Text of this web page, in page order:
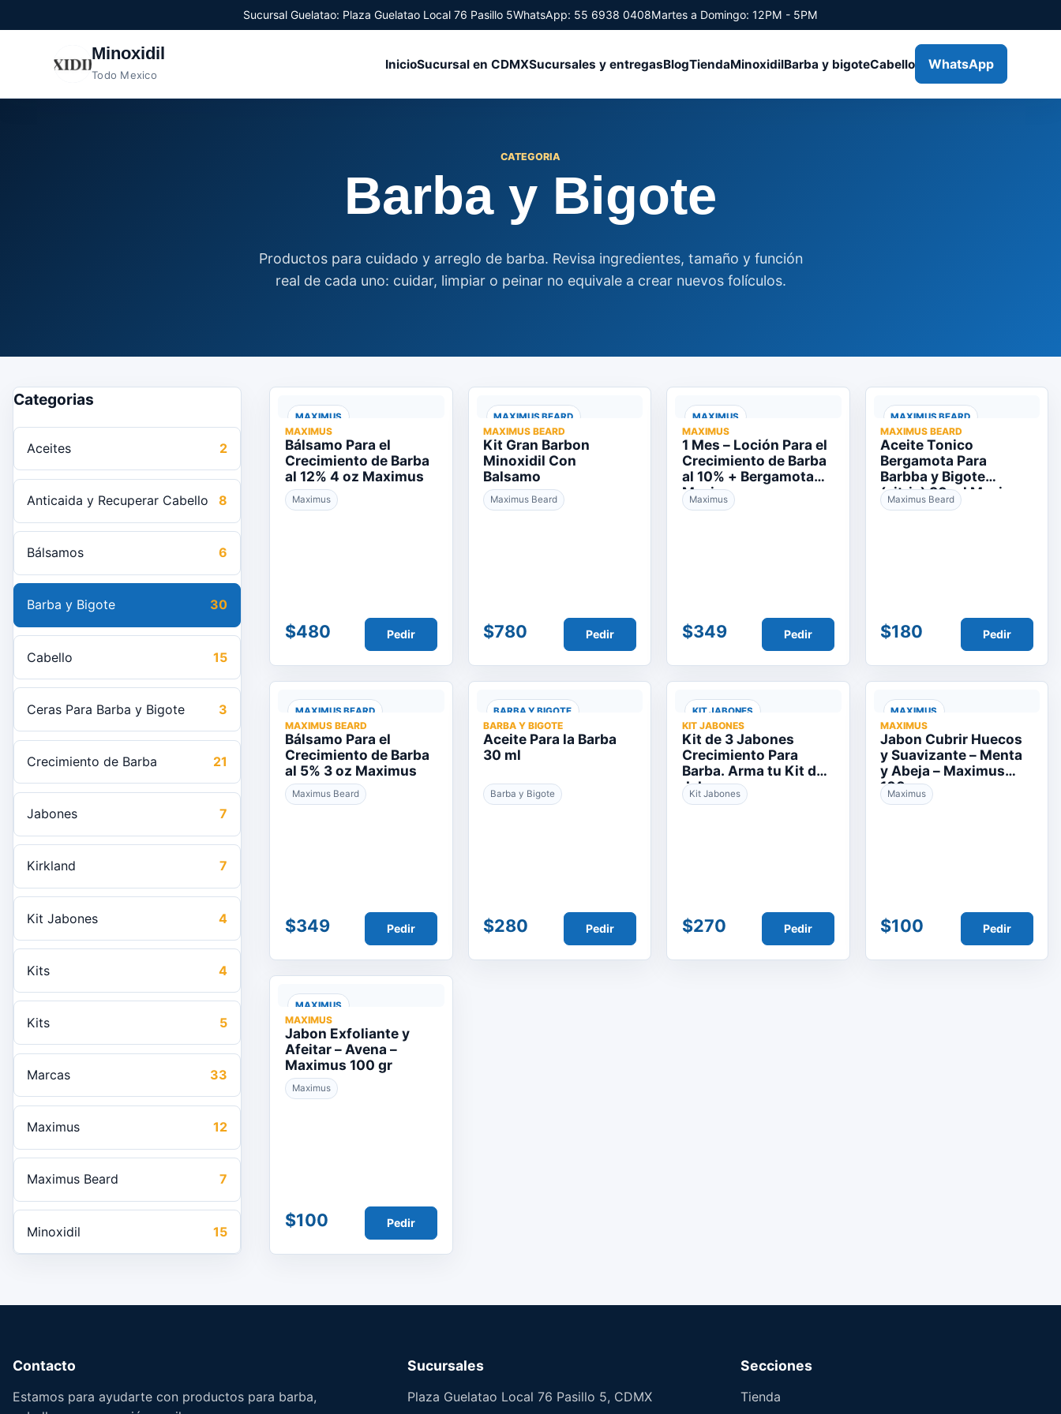
Sucursal Guelatao: Plaza Guelatao Local 76 Pasillo 5WhatsApp: 55 6938 0408Martes a Domingo: 12PM - 5PM
Minoxidil
Todo Mexico
InicioSucursal en CDMXSucursales y entregasBlogTiendaMinoxidilBarba y bigoteCabello WhatsApp
CATEGORIA
Barba y Bigote
Productos para cuidado y arreglo de barba. Revisa ingredientes, tamaño y función
real de cada uno: cuidar, limpiar o peinar no equivale a crear nuevos folículos.
Categorias
Aceites 2
Anticaida y Recuperar Cabello 8
Bálsamos 6
Barba y Bigote 30
Cabello 15
Ceras Para Barba y Bigote 3
Crecimiento de Barba 21
Jabones 7
Kirkland 7
Kit Jabones 4
Kits 4
Kits 5
Marcas 33
Maximus 12
Maximus Beard 7
Minoxidil 15
MAXIMUS
MAXIMUS
Bálsamo Para el
Crecimiento de Barba
al 12% 4 oz Maximus
Maximus
$480 Pedir
MAXIMUS BEARD
MAXIMUS BEARD
Kit Gran Barbon
Minoxidil Con
Balsamo
Maximus Beard
$780 Pedir
MAXIMUS
MAXIMUS
1 Mes – Loción Para el
Crecimiento de Barba
al 10% + Bergamota
Maximus
Maximus
$349 Pedir
MAXIMUS BEARD
MAXIMUS BEARD
Aceite Tonico
Bergamota Para
Barbba y Bigote
(citrix) 30 ml Maximus
Maximus Beard
$180 Pedir
MAXIMUS BEARD
MAXIMUS BEARD
Bálsamo Para el
Crecimiento de Barba
al 5% 3 oz Maximus
Maximus Beard
$349 Pedir
BARBA Y BIGOTE
BARBA Y BIGOTE
Aceite Para la Barba
30 ml
Barba y Bigote
$280 Pedir
KIT JABONES
KIT JABONES
Kit de 3 Jabones
Crecimiento Para
Barba. Arma tu Kit de
Jabones
Kit Jabones
$270 Pedir
MAXIMUS
MAXIMUS
Jabon Cubrir Huecos
y Suavizante – Menta
y Abeja – Maximus
100 gr
Maximus
$100 Pedir
MAXIMUS
MAXIMUS
Jabon Exfoliante y
Afeitar – Avena –
Maximus 100 gr
Maximus
$100 Pedir
Contacto
Estamos para ayudarte con productos para barba,
Sucursales
Plaza Guelatao Local 76 Pasillo 5, CDMX
Secciones
Tienda